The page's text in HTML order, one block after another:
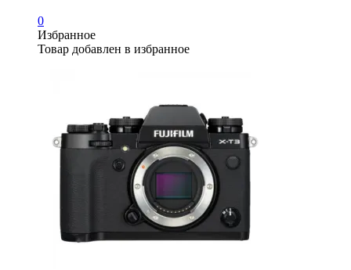
0
Избранное
Товар добавлен в избранное